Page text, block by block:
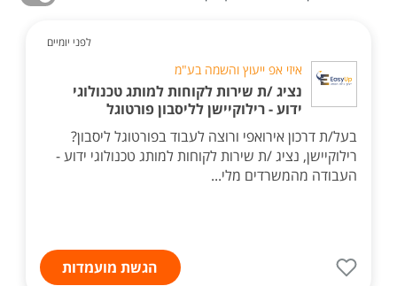
לפני יומיים
איזי אפ ייעוץ והשמה בע"מ
נציג /ת שירות לקוחות למותג טכנולוגי
ידוע - רילוקיישן לליסבון פורטוגל
בעל/ת דרכון אירואפי ורוצה לעבוד בפורטוגל ליסבון?
רילוקיישן, נציג /ת שירות לקוחות למותג טכנולוגי ידוע -
העבודה מהמשרדים מלי...
הגשת מועמדות